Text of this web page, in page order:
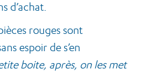
d’achat.
rouges sont
espoir de s’en
boite, après, on les met